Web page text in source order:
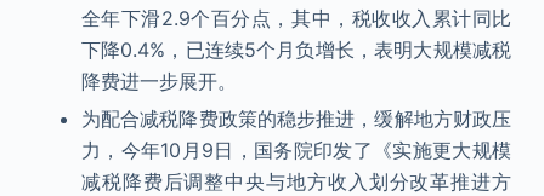
全年下滑2.9个百分点，其中，税收收入累计同比
下降0.4%，已连续5个月负增长，表明大规模减税
降费进一步展开。
为配合减税降费政策的稳步推进，缓解地方财政压
力，今年10月9日，国务院印发了《实施更大规模
减税降费后调整中央与地方收入划分改革推进方